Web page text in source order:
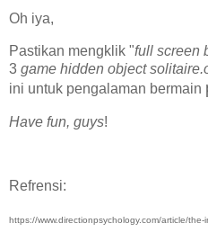
Oh iya,
Pastikan mengklik "full screen
3 game hidden object
ini untuk pengalaman bermain
Have fun, guys!
Refrensi:
https://www.directionpsychology.com/article/the-